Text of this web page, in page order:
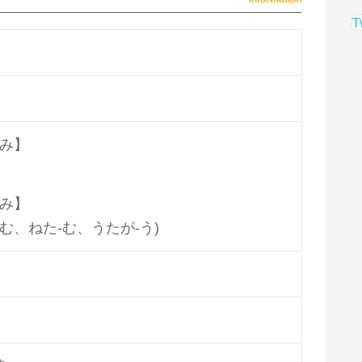
】
】
、ねた-む、うたが-う)